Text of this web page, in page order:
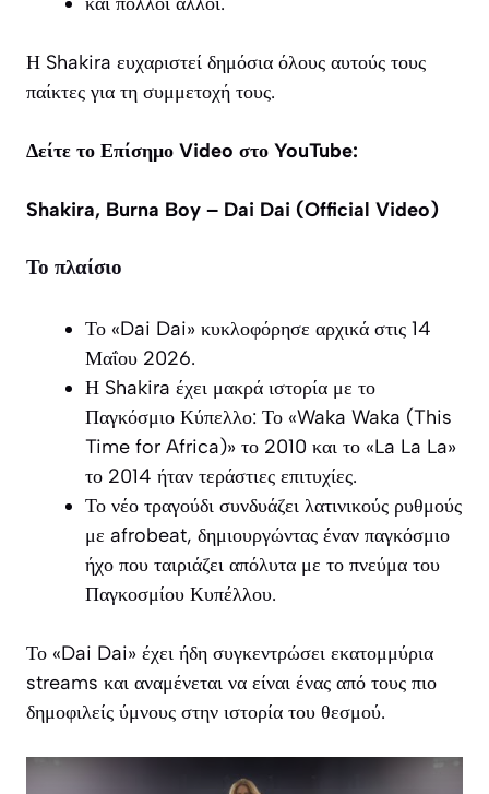
Η Shakira ευχαριστεί δημόσια όλους αυτούς τους
παίκτες για τη συμμετοχή τους.
Δείτε το Επίσημο Video στο YouTube:
Shakira, Burna Boy – Dai Dai (Official Video)
Το πλαίσιο
Το «Dai Dai» κυκλοφόρησε αρχικά στις 14
Μαΐου 2026.
Η Shakira έχει μακρά ιστορία με το
Παγκόσμιο Κύπελλο: Το «Waka Waka (This
Time for Africa)» το 2010 και το «La La La»
το 2014 ήταν τεράστιες επιτυχίες.
Το νέο τραγούδι συνδυάζει λατινικούς ρυθμούς
με afrobeat, δημιουργώντας έναν παγκόσμιο
ήχο που ταιριάζει απόλυτα με το πνεύμα του
Παγκοσμίου Κυπέλλου.
Το «Dai Dai» έχει ήδη συγκεντρώσει εκατομμύρια
streams και αναμένεται να είναι ένας από τους πιο
δημοφιλείς ύμνους στην ιστορία του θεσμού.